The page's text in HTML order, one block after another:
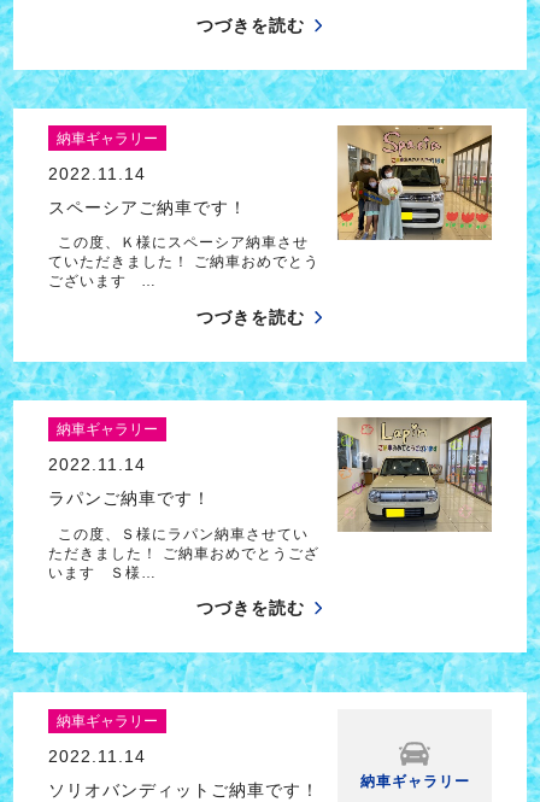
つづきを読む
納車ギャラリー
2022.11.14
スペーシアご納車です！
この度、Ｋ様にスペーシア納車させ
ていただきました！ ご納車おめでとう
ございます …
つづきを読む
納車ギャラリー
2022.11.14
ラパンご納車です！
この度、Ｓ様にラパン納車させてい
ただきました！ ご納車おめでとうござ
います Ｓ様…
つづきを読む
納車ギャラリー
2022.11.14
ソリオバンディットご納車です！
納車ギャラリー